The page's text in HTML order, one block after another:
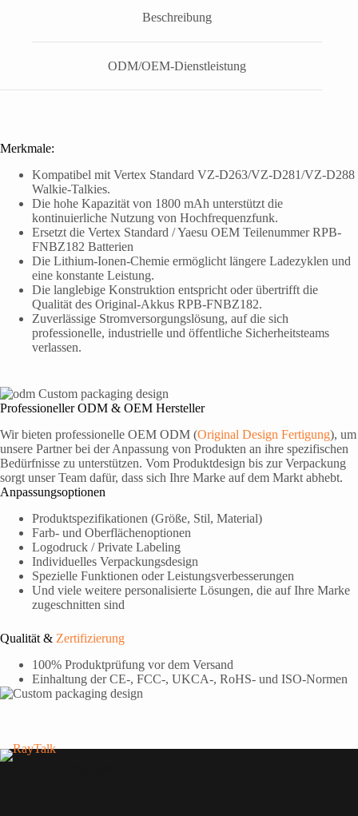
Beschreibung
ODM/OEM-Dienstleistung
Merkmale:
Kompatibel mit Vertex Standard VZ-D263/VZ-D281/VZ-D288
Walkie-Talkies.
Die hohe Kapazität von 1800 mAh unterstützt die
kontinuierliche Nutzung von Hochfrequenzfunk.
Ersetzt die Vertex Standard / Yaesu OEM Teilenummer RPB-
FNBZ182 Batterien
Die Lithium-Ionen-Chemie ermöglicht längere Ladezyklen und
eine konstante Leistung.
Die langlebige Konstruktion entspricht oder übertrifft die
Qualität des Original-Akkus RPB-FNBZ182.
Zuverlässige Stromversorgungslösung, auf die sich
professionelle, industrielle und öffentliche Sicherheitsteams
verlassen.
Professioneller ODM & OEM Hersteller
Wir bieten professionelle OEM ODM (Original Design Fertigung), um
unsere Partner bei der Anpassung von Produkten an ihre spezifischen
Bedürfnisse zu unterstützen. Vom Produktdesign bis zur Verpackung
sorgt unser Team dafür, dass sich Ihre Marke auf dem Markt abhebt.
Anpassungsoptionen
Produktspezifikationen (Größe, Stil, Material)
Farb- und Oberflächenoptionen
Logodruck / Private Labeling
Individuelles Verpackungsdesign
Spezielle Funktionen oder Leistungsverbesserungen
Und viele weitere personalisierte Lösungen, die auf Ihre Marke
zugeschnitten sind
Qualität & Zertifizierung
100% Produktprüfung vor dem Versand
Einhaltung der CE-, FCC-, UKCA-, RoHS- und ISO-Normen